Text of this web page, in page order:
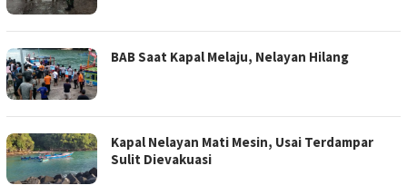
BAB Saat Kapal Melaju, Nelayan Hilang
Kapal Nelayan Mati Mesin, Usai Terdampar
Sulit Dievakuasi